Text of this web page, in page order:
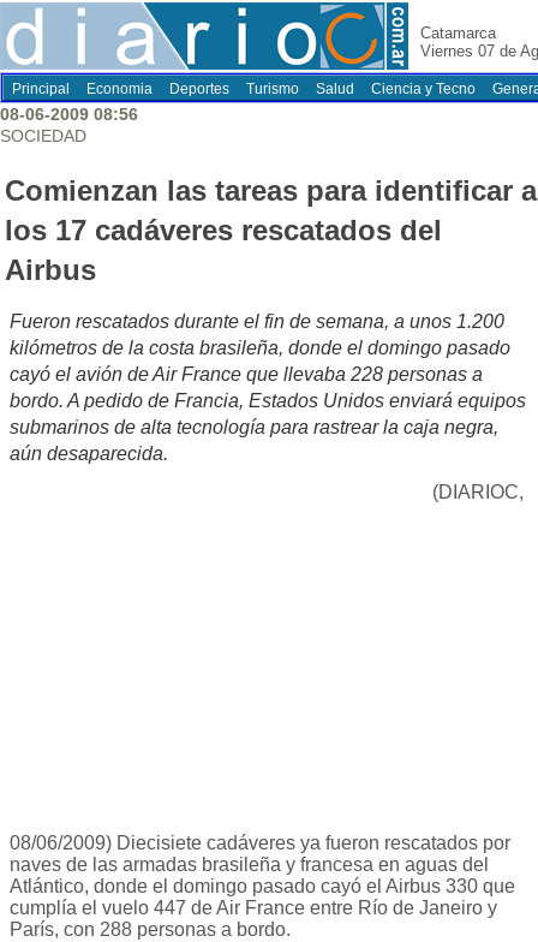
Catamarca
Viernes 07 de
Principal Economia Deportes Turismo Salud Ciencia y Tecno
08-06-2009 08:56
SOCIEDAD
Comienzan las tareas para identificar a
los 17 cadáveres rescatados del
Airbus
Fueron rescatados durante el fin de semana, a unos 1.200
kilómetros de la costa brasileña, donde el domingo pasado
cayó el avión de Air France que llevaba 228 personas a
bordo. A pedido de Francia, Estados Unidos enviará equipos
submarinos de alta tecnología para rastrear la caja negra,
aún desaparecida.
(DIARIOC,
08/06/2009) Diecisiete cadáveres ya fueron rescatados por
naves de las armadas brasileña y francesa en aguas del
Atlántico, donde el domingo pasado cayó el Airbus 330 que
cumplía el vuelo 447 de Air France entre Río de Janeiro y
París, con 288 personas a bordo.